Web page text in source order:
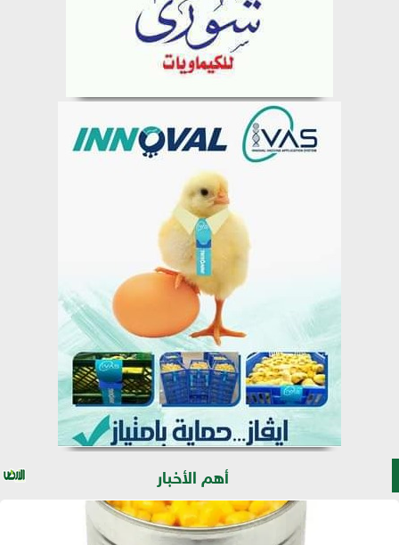
أهم الأخبار